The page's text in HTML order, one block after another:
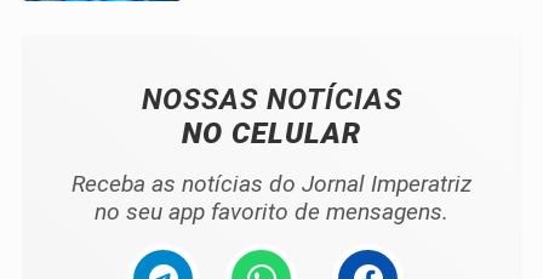
NOSSAS NOTÍCIAS
NO CELULAR
Receba as notícias do Jornal Imperatriz
no seu app favorito de mensagens.